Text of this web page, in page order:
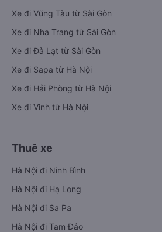
Xe đi Vũng Tàu từ Sài Gòn
Xe đi Nha Trang từ Sài Gòn
Xe đi Đà Lạt từ Sài Gòn
Xe đi Sapa từ Hà Nội
Xe đi Hải Phòng từ Hà Nội
Xe đi Vinh từ Hà Nội
Thuê xe
Hà Nội đi Ninh Bình
Hà Nội đi Hạ Long
Hà Nội đi Sa Pa
Hà Nội đi Tam Đảo